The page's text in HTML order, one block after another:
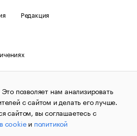
Редакция
О соблюдении авторских прав
1995–2026.Сообщения
агентства «РБК»
службой по надзору в сфере
технологий и массовых
09.12.2015 за номером ИА
пометкой «РБК». Отдельные
позволяет нам анализировать
с сайтом и делать его лучше.
сайтом, вы соглашаетесь с
cookieи политикой